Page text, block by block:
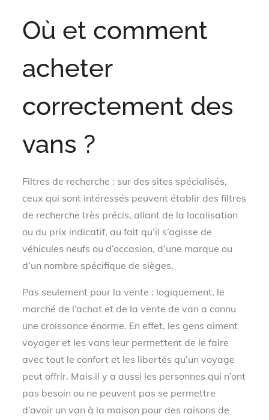
Où et comment
acheter
correctement des
vans ?
Filtres de recherche : sur des sites spécialisés,
ceux qui sont intéressés peuvent établir des filtres
de recherche très précis, allant de la localisation
ou du prix indicatif, au fait qu’il s’agisse de
véhicules neufs ou d’occasion, d’une marque ou
d’un nombre spécifique de sièges.
Pas seulement pour la vente : logiquement, le
marché de l’achat et de la vente de van a connu
une croissance énorme. En effet, les gens aiment
voyager et les vans leur permettent de le faire
avec tout le confort et les libertés qu’un voyage
peut offrir. Mais il y a aussi les personnes qui n’ont
pas besoin ou ne peuvent pas se permettre
d’avoir un van à la maison pour des raisons de